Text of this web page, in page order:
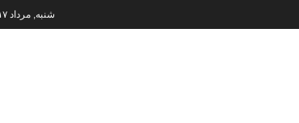
شنبه, مرداد ۱۷, ۱۴۰۵